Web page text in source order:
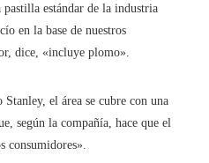
estándar de la industria
en la base de nuestros
dice, «incluye plomo».
el área se cubre con una
según la compañía, hace que el
consumidores».